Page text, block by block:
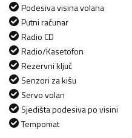
Podesiva visina volana
Putni računar
Radio CD
Radio/Kasetofon
Rezervni ključ
Senzori za kišu
Servo volan
Sjedišta podesiva po visini
Tempomat